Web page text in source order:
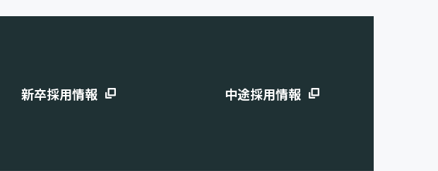
新卒採用情報 中途採用情報